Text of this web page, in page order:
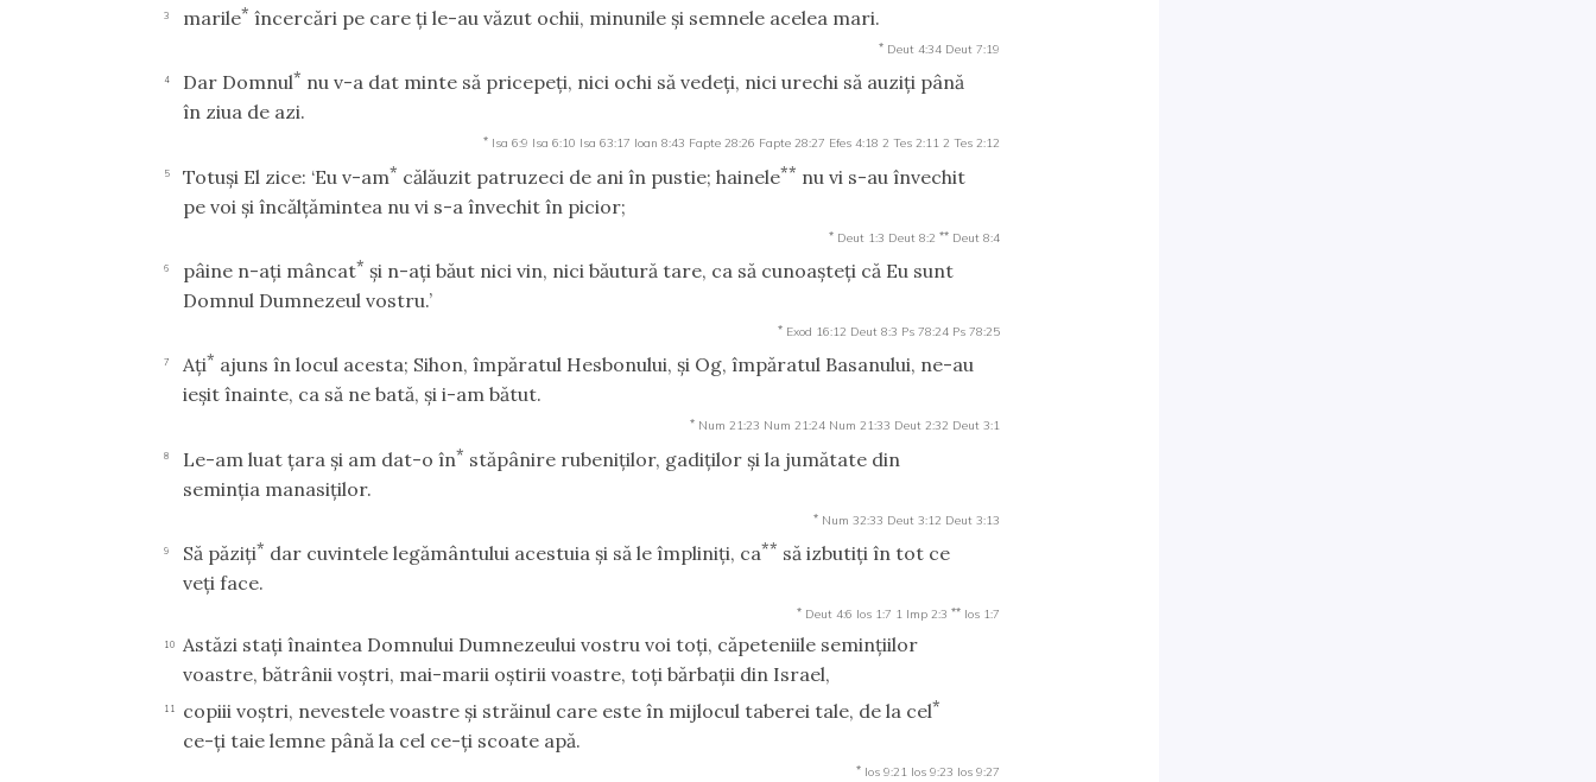
3 marile* încercări pe care ţi le-au văzut ochii, minunile şi semnele acelea mari.
* Deut 4:34 Deut 7:19
4 Dar Domnul* nu v-a dat minte să pricepeţi, nici ochi să vedeţi, nici urechi să auziţi până
în ziua de azi.
* Isa 6:9 Isa 6:10 Isa 63:17 Ioan 8:43 Fapte 28:26 Fapte 28:27 Efes 4:18 2 Tes 2:11 2 Tes 2:12
5 Totuşi El zice: ‘Eu v-am* călăuzit patruzeci de ani în pustie; hainele** nu vi s-au învechit
pe voi şi încălţămintea nu vi s-a învechit în picior;
* Deut 1:3 Deut 8:2 ** Deut 8:4
6 pâine n-aţi mâncat* şi n-aţi băut nici vin, nici băutură tare, ca să cunoaşteţi că Eu sunt
Domnul Dumnezeul vostru.’
* Exod 16:12 Deut 8:3 Ps 78:24 Ps 78:25
7 Aţi* ajuns în locul acesta; Sihon, împăratul Hesbonului, şi Og, împăratul Basanului, ne-au
ieşit înainte, ca să ne bată, şi i-am bătut.
* Num 21:23 Num 21:24 Num 21:33 Deut 2:32 Deut 3:1
8 Le-am luat ţara şi am dat-o în* stăpânire rubeniţilor, gadiţilor şi la jumătate din
seminţia manasiţilor.
* Num 32:33 Deut 3:12 Deut 3:13
9 Să păziţi* dar cuvintele legământului acestuia şi să le împliniţi, ca** să izbutiţi în tot ce
veţi face.
* Deut 4:6 Ios 1:7 1 Imp 2:3 ** Ios 1:7
10
Astăzi staţi înaintea Domnului Dumnezeului vostru voi toţi, căpeteniile seminţiilor
voastre, bătrânii voştri, mai-marii oştirii voastre, toţi bărbaţii din Israel,
11 copiii voştri, nevestele voastre şi străinul care este în mijlocul taberei tale, de la cel*
ce-ţi taie lemne până la cel ce-ţi scoate apă.
* Ios 9:21 Ios 9:23 Ios 9:27